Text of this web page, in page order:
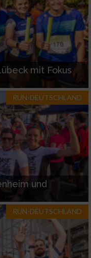
mit Fokus
RUN-DEUTSCHLAND
und
RUN-DEUTSCHLAND